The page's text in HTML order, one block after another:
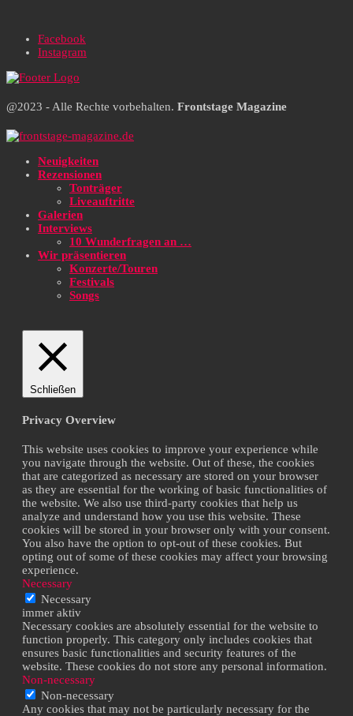
Facebook
Instagram
@2023 - Alle Rechte vorbehalten. Frontstage Magazine
Neuigkeiten
Rezensionen
Tonträger
Liveauftritte
Galerien
Interviews
10 Wunderfragen an …
Wir präsentieren
Konzerte/Touren
Festivals
Songs
Schließen
Privacy Overview
This website uses cookies to improve your experience while
you navigate through the website. Out of these, the cookies
that are categorized as necessary are stored on your browser
as they are essential for the working of basic functionalities of
the website. We also use third-party cookies that help us
analyze and understand how you use this website. These
cookies will be stored in your browser only with your consent.
You also have the option to opt-out of these cookies. But
opting out of some of these cookies may affect your browsing
experience.
Necessary
Necessary
immer aktiv
Necessary cookies are absolutely essential for the website to
function properly. This category only includes cookies that
ensures basic functionalities and security features of the
website. These cookies do not store any personal information.
Non-necessary
Non-necessary
Any cookies that may not be particularly necessary for the